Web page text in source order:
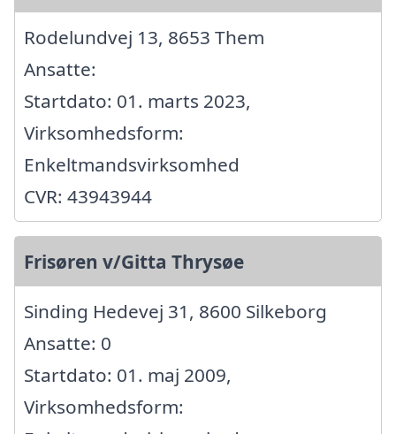
Rodelundvej 13, 8653 Them
Ansatte:
Startdato: 01. marts 2023,
Virksomhedsform:
Enkeltmandsvirksomhed
CVR: 43943944
Frisøren v/Gitta Thrysøe
Sinding Hedevej 31, 8600 Silkeborg
Ansatte: 0
Startdato: 01. maj 2009,
Virksomhedsform: